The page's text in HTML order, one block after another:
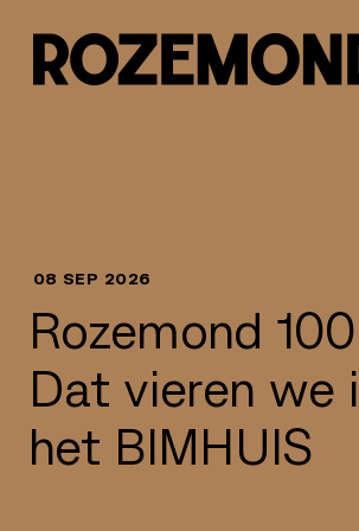
08 SEP 2026
Rozemond
Dat vieren we
het BIMHUIS